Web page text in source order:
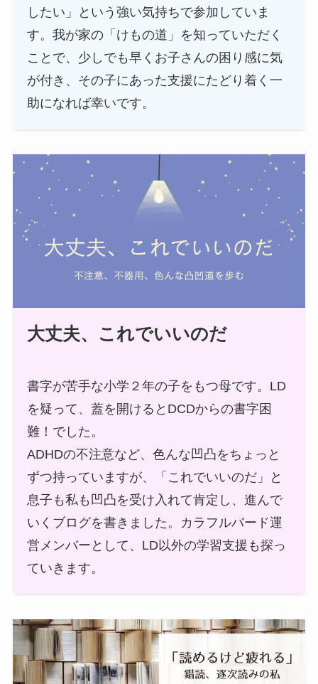
したい」という強い気持ちで参加していま
す。我が家の「けもの道」を知っていただく
ことで、少しでも早くお子さんの困り感に気
が付き、その子にあった支援にたどり着く一
助になれば幸いです。
大丈夫、これでいいのだ
書字が苦手な小学２年の子をもつ母です。LD
を疑って、蓋を開けるとDCDからの書字困
難！でした。
ADHDの不注意など、色んな凹凸をちょっと
ずつ持っていますが、「これでいいのだ」と
息子も私も凹凸を受け入れて肯定し、進んで
いくブログを書きました。カラフルバード運
営メンバーとして、LD以外の学習支援も探っ
ていきます。